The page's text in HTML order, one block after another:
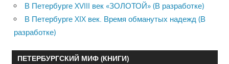
В Петербурге XVIII век «ЗОЛОТОЙ» (В разработке)
В Петербурге XIX век. Время обманутых надежд (В
разработке)
ПЕТЕРБУРГСКИЙ МИФ (КНИГИ)